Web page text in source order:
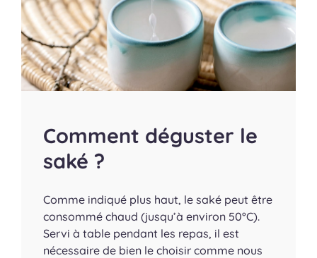
Comment déguster le
saké ?
Comme indiqué plus haut, le saké peut être
consommé chaud (jusqu’à environ 50°C).
Servi à table pendant les repas, il est
nécessaire de bien le choisir comme nous